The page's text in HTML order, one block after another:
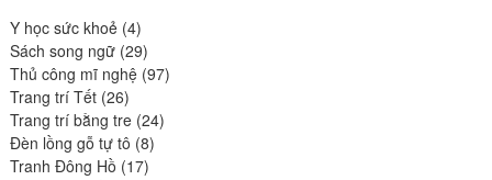
Y học sức khoẻ 44
produits
Sách song ngữ 2929
produits
Thủ công mĩ nghệ 9797
Trang trí Tết 2626
produits
Trang trí bằng tre 2424
Đèn lồng gỗ tự tô 88
produits
Tranh Đông Hồ 1717